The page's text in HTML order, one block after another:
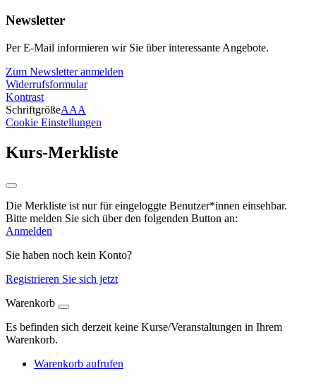
Newsletter
Per E-Mail informieren wir Sie über interessante Angebote.
Zum Newsletter anmelden
Widerrufsformular
Kontrast
SchriftgrößeAAA
Cookie Einstellungen
Kurs-Merkliste
Die Merkliste ist nur für eingeloggte Benutzer*innen einsehbar.
Bitte melden Sie sich über den folgenden Button an:
Anmelden
Sie haben noch kein Konto?
Registrieren Sie sich jetzt
Warenkorb
Es befinden sich derzeit keine Kurse/Veranstaltungen in Ihrem
Warenkorb.
Warenkorb aufrufen